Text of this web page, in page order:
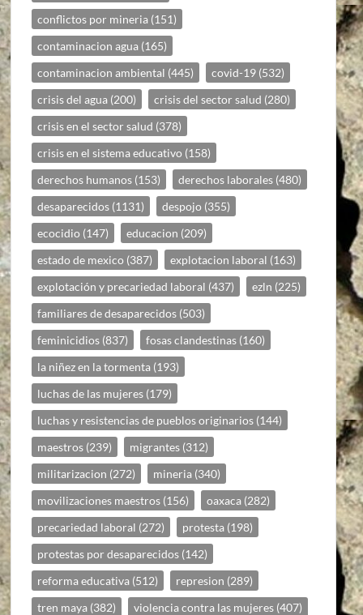
conflictos por mineria (151)
contaminacion agua (165)
contaminacion ambiental (445) covid-19 (532)
crisis del agua (200) crisis del sector salud (280)
crisis en el sector salud (378)
crisis en el sistema educativo (158)
derechos humanos (153) derechos laborales (480)
desaparecidos (1131) despojo (355)
ecocidio (147) educacion (209)
estado de mexico (387) explotacion laboral (163)
explotación y precariedad laboral (437) ezln (225)
familiares de desaparecidos (503)
feminicidios (837) fosas clandestinas (160)
la niñez en la tormenta (193)
luchas de las mujeres (179)
luchas y resistencias de pueblos originarios (144)
maestros (239) migrantes (312)
militarizacion (272) mineria (340)
movilizaciones maestros (156) oaxaca (282)
precariedad laboral (272) protesta (198)
protestas por desaparecidos (142)
reforma educativa (512) represion (289)
tren maya (382) violencia contra las mujeres (407)